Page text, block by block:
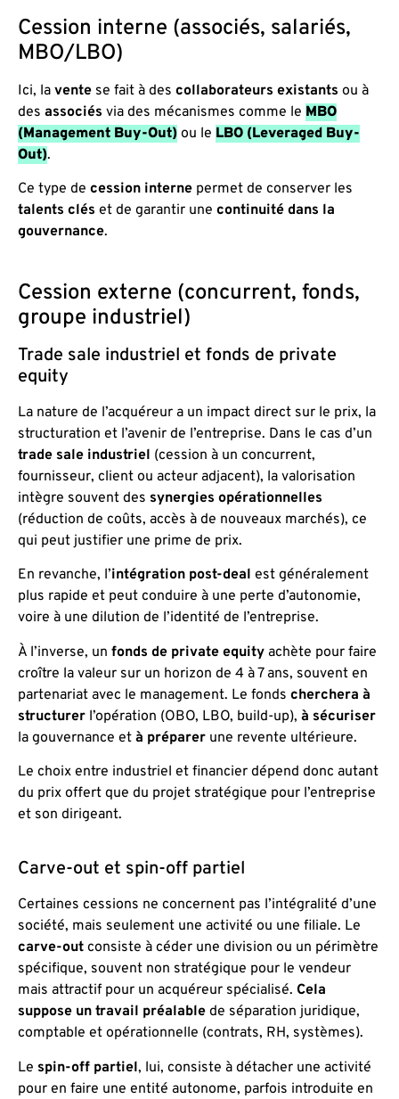
Cession interne (associés, salariés,
MBO/LBO)
Ici, la vente se fait à des collaborateurs existants ou à
des associés via des mécanismes comme le MBO
(Management Buy-Out) ou le LBO (Leveraged Buy-
Out).
Ce type de cession interne permet de conserver les
talents clés et de garantir une continuité dans la
gouvernance.
Cession externe (concurrent, fonds,
groupe industriel)
Trade sale industriel et fonds de private
equity
La nature de l’acquéreur a un impact direct sur le prix, la
structuration et l’avenir de l’entreprise. Dans le cas d’un
trade sale industriel (cession à un concurrent,
fournisseur, client ou acteur adjacent), la valorisation
intègre souvent des synergies opérationnelles
(réduction de coûts, accès à de nouveaux marchés), ce
qui peut justifier une prime de prix.
En revanche, l’intégration post-deal est généralement
plus rapide et peut conduire à une perte d’autonomie,
voire à une dilution de l’identité de l’entreprise.
À l’inverse, un fonds de private equity achète pour faire
croître la valeur sur un horizon de 4 à 7 ans, souvent en
partenariat avec le management. Le fonds cherchera à
structurer l’opération (OBO, LBO, build-up), à sécuriser
la gouvernance et à préparer une revente ultérieure.
Le choix entre industriel et financier dépend donc autant
du prix offert que du projet stratégique pour l’entreprise
et son dirigeant.
Carve-out et spin-off partiel
Certaines cessions ne concernent pas l’intégralité d’une
société, mais seulement une activité ou une filiale. Le
carve-out consiste à céder une division ou un périmètre
spécifique, souvent non stratégique pour le vendeur
mais attractif pour un acquéreur spécialisé. Cela
suppose un travail préalable de séparation juridique,
comptable et opérationnelle (contrats, RH, systèmes).
Le spin-off partiel, lui, consiste à détacher une activité
pour en faire une entité autonome, parfois introduite en